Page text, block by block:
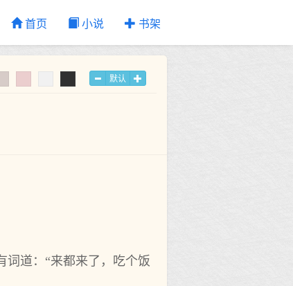
首页 小说 书架
默认
词道：“来都来了，吃个饭